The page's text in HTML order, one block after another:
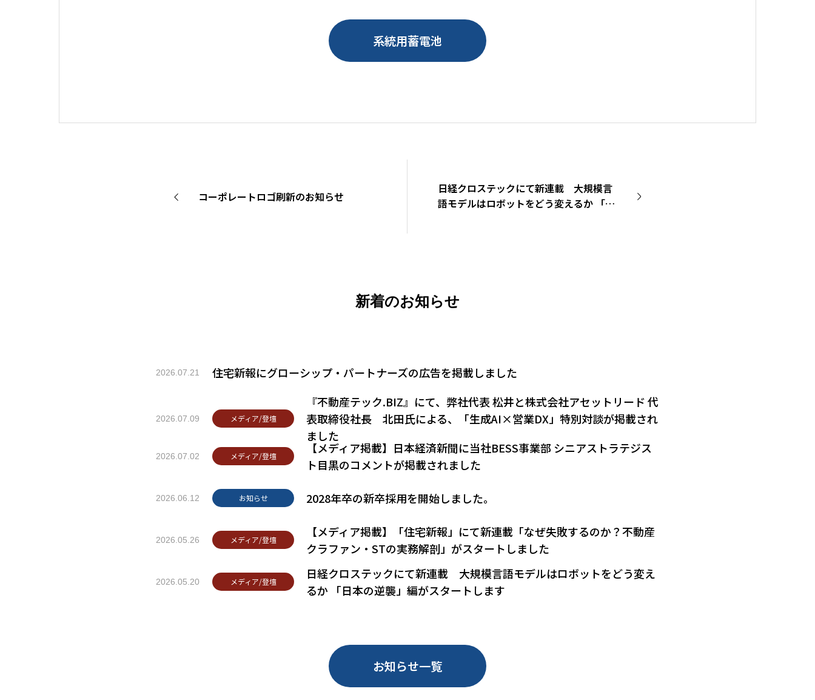
系統用蓄電池
コーポレートロゴ刷新のお知らせ
日経クロステックにて新連載 大規模言
語モデルはロボットをどう変えるか 「日
新着のお知らせ
2026.07.21 住宅新報にグローシップ・パートナーズの広告を掲載しました
2026.07.09 メディア/登壇
『不動産テック.BIZ』にて、弊社代表 松井と株式会社アセットリード 代
表取締役社長 北田氏による、「生成AI×営業DX」特別対談が掲載され
ました
2026.07.02 メディア/登壇
【メディア掲載】日本経済新聞に当社BESS事業部 シニアストラテジス
ト目黒のコメントが掲載されました
2026.06.12 お知らせ 2028年卒の新卒採用を開始しました。
2026.05.26 メディア/登壇
【メディア掲載】「住宅新報」にて新連載「なぜ失敗するのか？不動産
クラファン・STの実務解剖」がスタートしました
2026.05.20 メディア/登壇
日経クロステックにて新連載 大規模言語モデルはロボットをどう変え
るか 「日本の逆襲」編がスタートします
お知らせ一覧